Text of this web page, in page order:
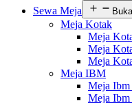
Sewa Meja
Meja Kotak
Meja
Meja
Meja
Meja IBM
Meja
Meja